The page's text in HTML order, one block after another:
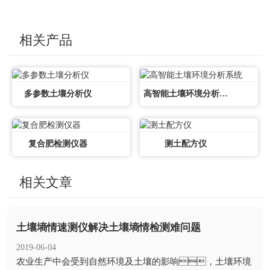
相关产品
多参数土壤分析仪 高智能土壤环境分析系统
复合肥检测仪器 测土配方仪
相关文章
土壤墒情速测仪解决土壤墒情检测难问题
2019-06-04
​农业生产中会受到自然环境及土壤的影响，土壤环境